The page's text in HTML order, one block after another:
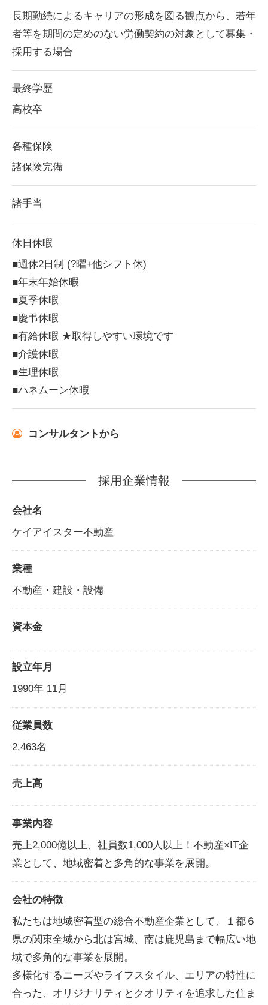
長期勤続によるキャリアの形成を図る観点から、若年
者等を期間の定めのない労働契約の対象として募集・
採用する場合
最終学歴
高校卒
各種保険
諸保険完備
諸手当
休日休暇
■週休2日制 (?曜+他シフト休)
■年末年始休暇
■夏季休暇
■慶弔休暇
■有給休暇 ★取得しやすい環境です
■介護休暇
■生理休暇
■ハネムーン休暇
コンサルタントから
採用企業情報
会社名
ケイアイスター不動産
業種
不動産・建設・設備
資本金
設立年月
1990年 11月
従業員数
2,463名
売上高
事業内容
売上2,000億以上、社員数1,000人以上！不動産×IT企
業として、地域密着と多角的な事業を展開。
会社の特徴
私たちは地域密着型の総合不動産企業として、１都６
県の関東全域から北は宮城、南は鹿児島まで幅広い地
域で多角的な事業を展開。
多様化するニーズやライフスタイル、エリアの特性に
合った、オリジナリティとクオリティを追求した住ま